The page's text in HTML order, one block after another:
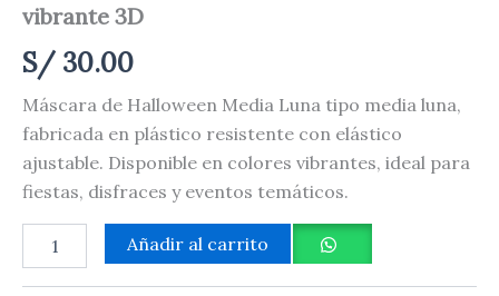
vibrante 3D
S/ 30.00
Máscara de Halloween Media Luna tipo media luna,
fabricada en plástico resistente con elástico
ajustable. Disponible en colores vibrantes, ideal para
fiestas, disfraces y eventos temáticos.
Añadir al carrito